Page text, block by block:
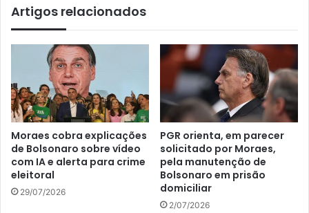
Artigos relacionados
Moraes cobra explicações
de Bolsonaro sobre vídeo
com IA e alerta para crime
eleitoral
29/07/2026
PGR orienta, em parecer
solicitado por Moraes,
pela manutenção de
Bolsonaro em prisão
domiciliar
2/07/2026